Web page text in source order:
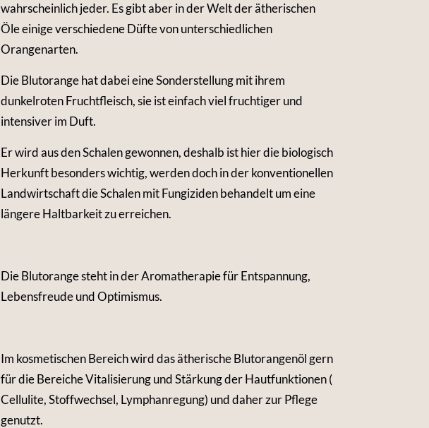
wahrscheinlich jeder. Es gibt aber in der Welt der ätherischen
Öle einige verschiedene Düfte von unterschiedlichen
Orangenarten.
Die Blutorange hat dabei eine Sonderstellung mit ihrem
dunkelroten Fruchtfleisch, sie ist einfach viel fruchtiger und
intensiver im Duft.
Er wird aus den Schalen gewonnen, deshalb ist hier die biologisch
Herkunft besonders wichtig, werden doch in der konventionellen
Landwirtschaft die Schalen mit Fungiziden behandelt um eine
längere Haltbarkeit zu erreichen.
Die Blutorange steht in der Aromatherapie für Entspannung,
Lebensfreude und Optimismus.
Im kosmetischen Bereich wird das ätherische Blutorangenöl gern
für die Bereiche Vitalisierung und Stärkung der Hautfunktionen (
Cellulite, Stoffwechsel, Lymphanregung) und daher zur Pflege
genutzt.